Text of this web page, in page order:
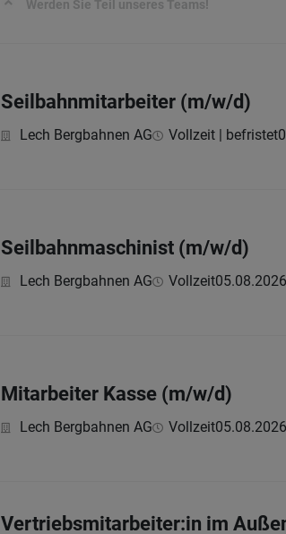
Werden Sie Teil unseres Teams!
Seilbahnmitarbeiter (m/w/d)
Lech Bergbahnen AG Vollzeit | befristet
Seilbahnmaschinist (m/w/d)
Lech Bergbahnen AG Vollzeit05.08.2026
Mitarbeiter Kasse (m/w/d)
Lech Bergbahnen AG Vollzeit05.08.2026
Vertriebsmitarbeiter:in im